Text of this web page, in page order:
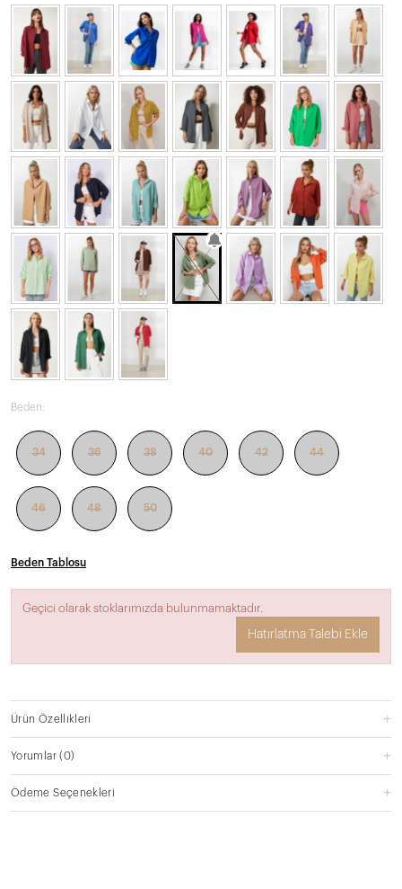
Beden:
34 36 38 40 42 44
46 48 50
Beden Tablosu
Geçici olarak stoklarımızda bulunmamaktadır.
Hatırlatma Talebi Ekle
Ürün Özellikleri
Yorumlar(0)
Ödeme Seçenekleri